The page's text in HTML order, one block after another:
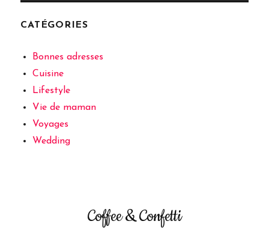
CATÉGORIES
Bonnes adresses
Cuisine
Lifestyle
Vie de maman
Voyages
Wedding
Coffee & Confetti